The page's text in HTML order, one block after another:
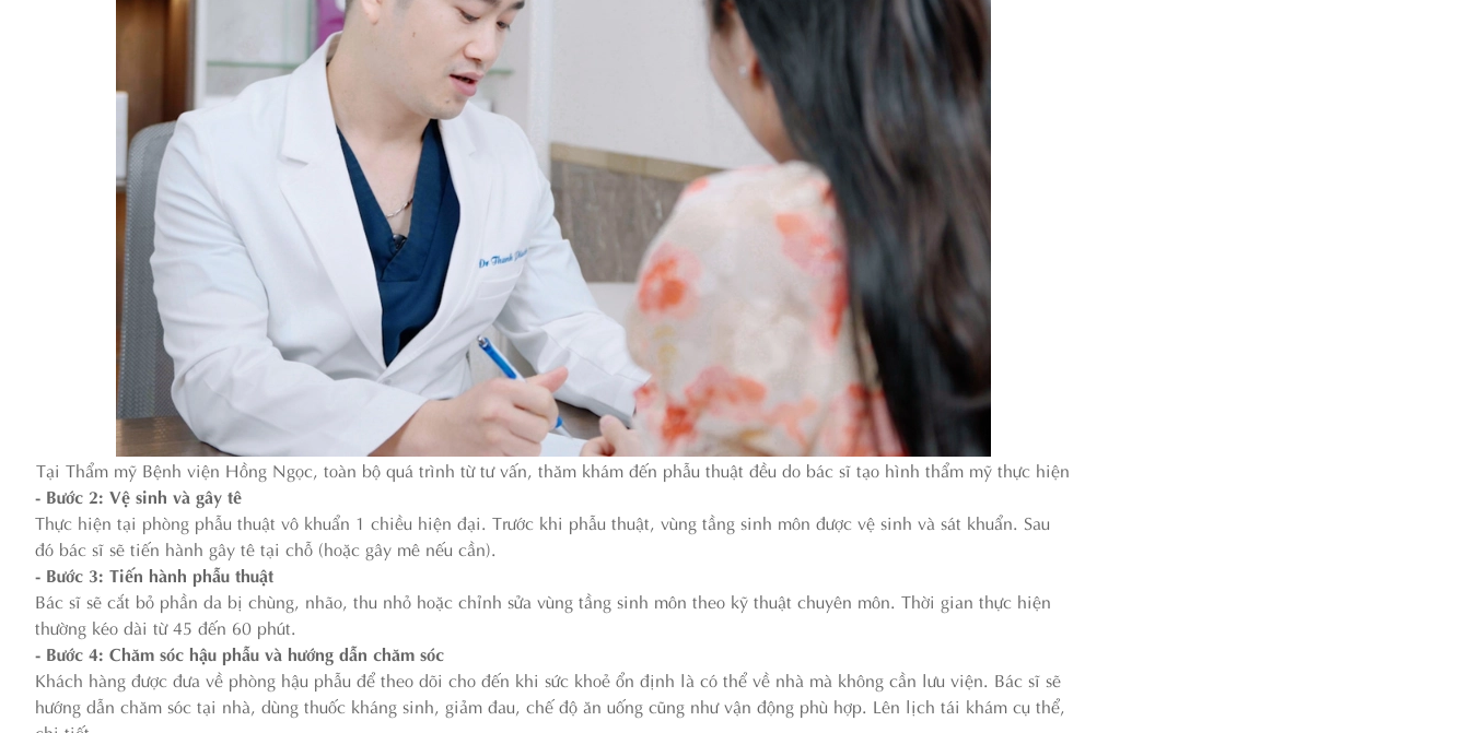
Tại Thẩm mỹ Bệnh viện Hồng Ngọc, toàn bộ quá trình từ tư vấn, thăm khám đến phẫu thuật đều do bác sĩ tạo hình thẩm mỹ thực hiện
- Bước 2: Vệ sinh và gây tê
Thực hiện tại phòng phẫu thuật vô khuẩn 1 chiều hiện đại. Trước khi phẫu thuật, vùng tầng sinh môn được vệ sinh và sát khuẩn. Sau
đó bác sĩ sẽ tiến hành gây tê tại chỗ (hoặc gây mê nếu cần).
- Bước 3: Tiến hành phẫu thuật
Bác sĩ sẽ cắt bỏ phần da bị chùng, nhão, thu nhỏ hoặc chỉnh sửa vùng tầng sinh môn theo kỹ thuật chuyên môn. Thời gian thực hiện
thường kéo dài từ 45 đến 60 phút.
- Bước 4: Chăm sóc hậu phẫu và hướng dẫn chăm sóc
Khách hàng được đưa về phòng hậu phẫu để theo dõi cho đến khi sức khoẻ ổn định là có thể về nhà mà không cần lưu viện. Bác sĩ sẽ
hướng dẫn chăm sóc tại nhà, dùng thuốc kháng sinh, giảm đau, chế độ ăn uống cũng như vận động phù hợp. Lên lịch tái khám cụ thể,